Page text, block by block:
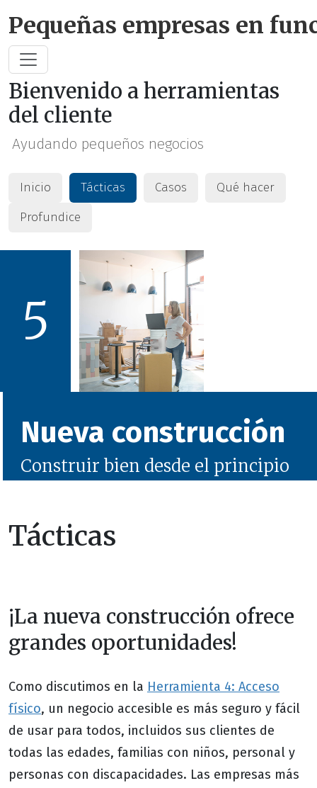
Pequeñas empresas en
Bienvenido a herramientas
del cliente
Ayudando pequeños negocios
Inicio Tácticas Casos
Qué hacer
Profundice
5
Nueva construcción
Construir bien desde el principio
Tácticas
¡La nueva construcción ofrece
grandes oportunidades!
Como discutimos en la Herramienta 4: Acceso
físico, un negocio accesible es más seguro y fácil
de usar para todos, incluidos sus clientes de
todas las edades, familias con niños, personal y
personas con discapacidades. Las empresas más